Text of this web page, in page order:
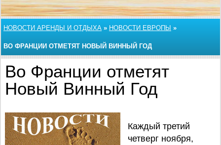
НОВОСТИ АРЕНДЫ И ОТДЫХА » НОВОСТИ ЕВРОПЫ »
ВО ФРАНЦИИ ОТМЕТЯТ НОВЫЙ ВИННЫЙ ГОД
Во Франции отметят
Новый Винный Год
Каждый третий
четверг ноября,